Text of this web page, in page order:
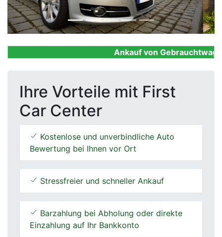
Ankauf von
Ihre Vorteile mit First
Car Center
Kostenlose und unverbindliche Auto
Bewertung bei Ihnen vor Ort
Stressfreier und schneller Ankauf
Barzahlung bei Abholung oder direkte
Einzahlung auf Ihr Bankkonto